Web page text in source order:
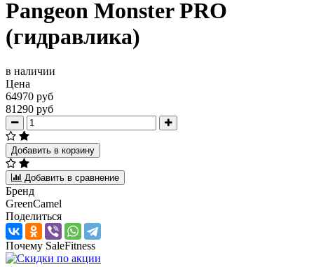
Pangeon Monster PRO
(гидравлика)
в наличии
Цена
64970 руб
81290 руб
Добавить в корзину
Добавить в сравнение
Бренд
GreenCamel
Поделиться
Почему SaleFitness